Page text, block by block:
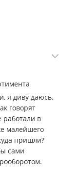
я диву даюсь,
говорят
работали в
малейшего
пришли?
сами